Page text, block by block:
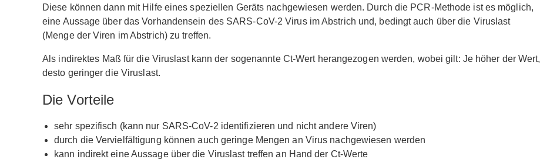
Diese können dann mit Hilfe eines speziellen Geräts nachgewiesen werden. Durch die PCR-Methode ist es möglich,
eine Aussage über das Vorhandensein des SARS-CoV-2 Virus im Abstrich und, bedingt auch über die Viruslast
(Menge der Viren im Abstrich) zu treffen.
Als indirektes Maß für die Viruslast kann der sogenannte Ct-Wert herangezogen werden, wobei gilt: Je höher der Wert,
desto geringer die Viruslast.
Die Vorteile
sehr spezifisch (kann nur SARS-CoV-2 identifizieren und nicht andere Viren)
durch die Vervielfältigung können auch geringe Mengen an Virus nachgewiesen werden
kann indirekt eine Aussage über die Viruslast treffen an Hand der Ct-Werte